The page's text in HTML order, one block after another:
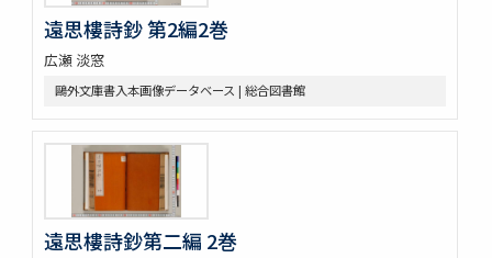
遠思樓詩鈔 第2編2巻
広瀬 淡窓
鷗外文庫書入本画像データベース | 総合図書館
遠思樓詩鈔第二編 2巻